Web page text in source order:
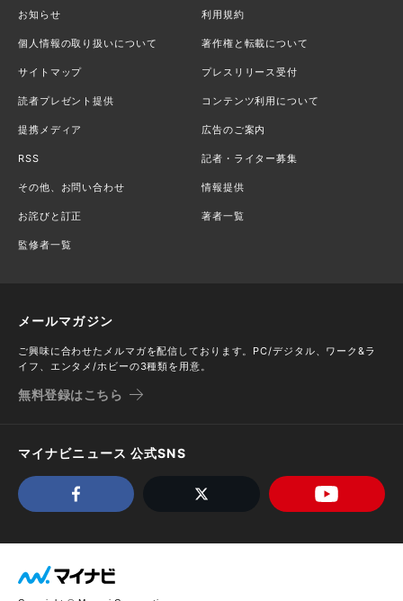
お知らせ 利用規約
個人情報の取り扱いについて 著作権と転載について
サイトマップ プレスリリース受付
読者プレゼント提供 コンテンツ利用について
提携メディア 広告のご案内
RSS 記者・ライター募集
その他、お問い合わせ 情報提供
お詫びと訂正 著者一覧
監修者一覧
メールマガジン
ご興味に合わせたメルマガを配信しております。PC/デジタル、ワーク&ラ
イフ、エンタメ/ホビーの3種類を用意。
無料登録はこちら
マイナビニュース 公式SNS